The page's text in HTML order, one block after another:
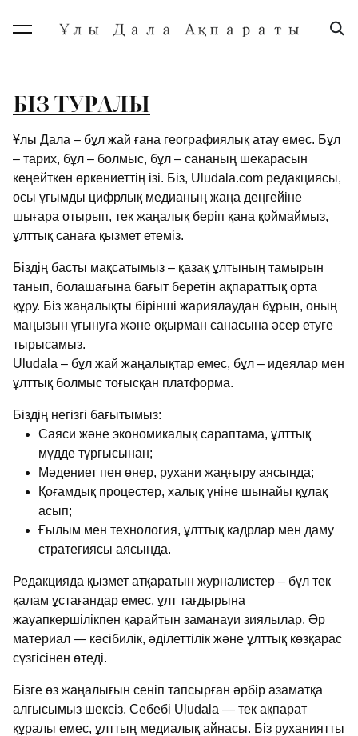
БІЗ ТУРАЛЫ
Ұлы Дала – бұл жай ғана географиялық атау емес. Бұл
– тарих, бұл – болмыс, бұл – сананың шекарасын
кеңейткен өркениеттің ізі. Біз, Uludala.com редакциясы,
осы ұғымды цифрлық медианың жаңа деңгейіне
шығара отырып, тек жаңалық беріп қана қоймаймыз,
ұлттық санаға қызмет етеміз.
Біздің басты мақсатымыз – қазақ ұлтының тамырын
танып, болашағына бағыт беретін ақпараттық орта
құру. Біз жаңалықты бірінші жариялаудан бұрын, оның
маңызын ұғынуға және оқырман санасына әсер етуге
тырысамыз.
Uludala – бұл жай жаңалықтар емес, бұл – идеялар мен
ұлттық болмыс тоғысқан платформа.
Біздің негізгі бағытымыз:
Саяси және экономикалық сараптама, ұлттық
мүдде тұрғысынан;
Мәдениет пен өнер, рухани жаңғыру аясында;
Қоғамдық процестер, халық үніне шынайы құлақ
асып;
Ғылым мен технология, ұлттық кадрлар мен даму
стратегиясы аясында.
Редакцияда қызмет атқаратын журналистер – бұл тек
қалам ұстағандар емес, ұлт тағдырына
жауапкершілікпен қарайтын заманауи зиялылар. Әр
материал — кәсібилік, әділеттілік және ұлттық көзқарас
сүзгісінен өтеді.
Бізге өз жаңалығын сеніп тапсырған әрбір азаматқа
алғысымыз шексіз. Себебі Uludala — тек ақпарат
құралы емес, ұлттың медиалық айнасы. Біз руханиятты